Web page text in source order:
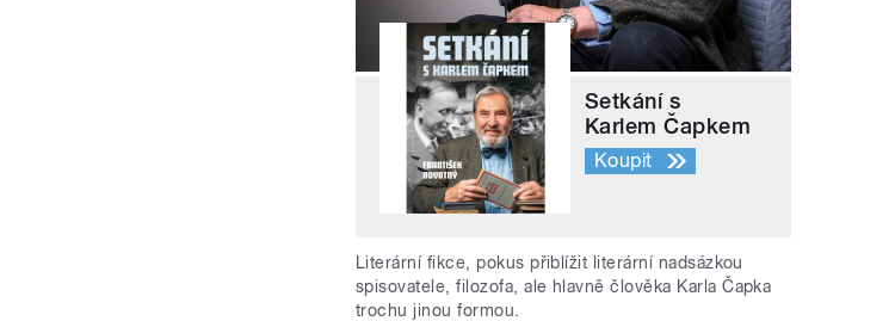
Setkání s
Karlem Čapkem
Koupit
Literární fikce, pokus přiblížit literární nadsázkou
spisovatele, filozofa, ale hlavně člověka Karla Čapka
trochu jinou formou.